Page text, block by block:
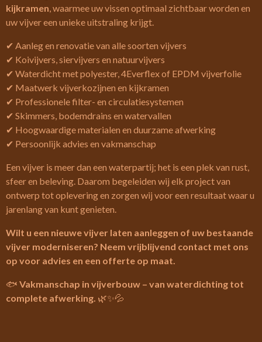
kijkramen, waarmee uw vissen optimaal zichtbaar worden en
uw vijver een unieke uitstraling krijgt.
✔ Aanleg en renovatie van alle soorten vijvers
✔ Koivijvers, siervijvers en natuurvijvers
✔ Waterdicht met polyester, 4Everflex of EPDM vijverfolie
✔ Maatwerk vijverkozijnen en kijkramen
✔ Professionele filter- en circulatiesystemen
✔ Skimmers, bodemdrains en watervallen
✔ Hoogwaardige materialen en duurzame afwerking
✔ Persoonlijk advies en vakmanschap
Een vijver is meer dan een waterpartij; het is een plek van rust,
sfeer en beleving. Daarom begeleiden wij elk project van
ontwerp tot oplevering en zorgen wij voor een resultaat waar u
jarenlang van kunt genieten.
Wilt u een nieuwe vijver laten aanleggen of uw bestaande
vijver moderniseren? Neem vrijblijvend contact met ons
op voor advies en een offerte op maat.
🐟 Vakmanschap in vijverbouw – van waterdichting tot
complete afwerking. 🌿✨💦